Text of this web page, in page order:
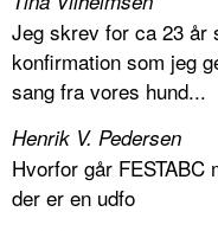
Jeg skrev for ca 23 år
konfirmation som jeg
sang fra vores hund...
Henrik V. Pedersen
Hvorfor går
der er en udfo